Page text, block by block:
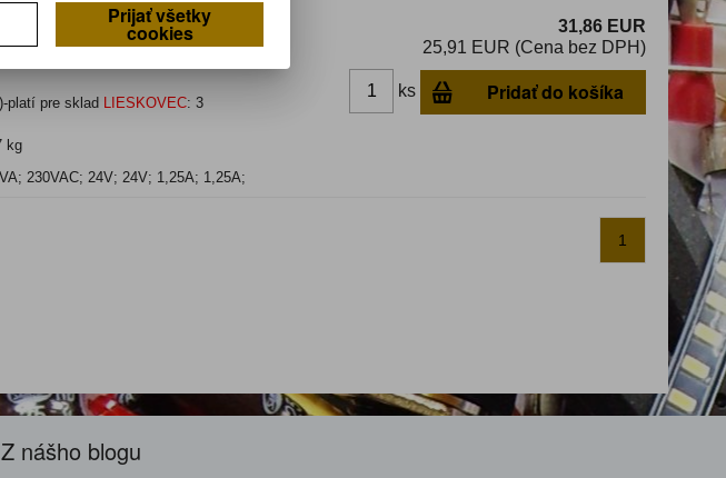
INDEL
platí pre sklad LIESKOVEC: 3
kg
230VAC; 24V; 24V; 1,25A; 1,25A;
31,86 EUR
25,91 EUR (Cena bez DPH)
ks Pridať do košíka
1
Z nášho blogu
Prijať všetky
cookies